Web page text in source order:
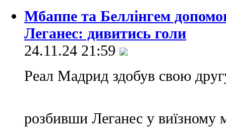
Мбаппе та Беллінгем
Леганес: дивитись голи
24.11.24 21:59
Реал Мадрид здобув свою
розбивши Леганес у виїзному